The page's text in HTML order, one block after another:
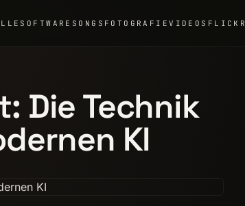
SOFTWARE SONGS FOTOGRAFIEVIDEOS FLICKR
Die Technik
KI